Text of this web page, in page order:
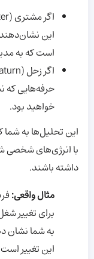
این
است که به
حرفه‌هایی که
خواهید بود.
این تحلیل‌ها به
با انرژی‌های شخصی
داشته باشند.
مثال واقعی:
برای تغییر
به شما نشان
این تغییر